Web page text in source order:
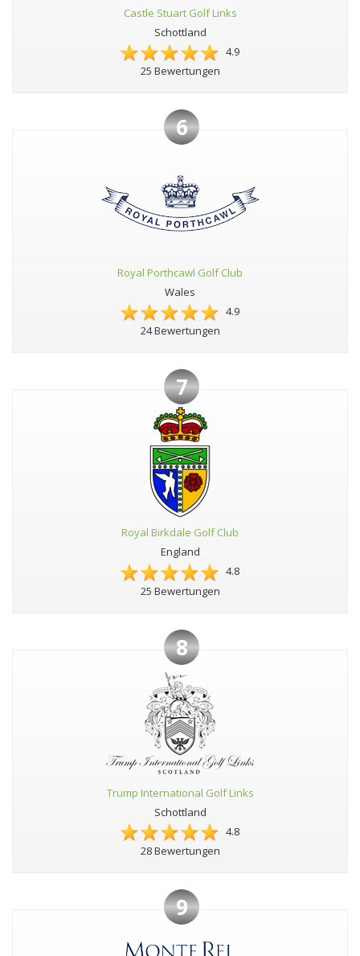
Castle Stuart Golf Links
Schottland
4.9
25 Bewertungen
6
Royal Porthcawl Golf Club
Wales
4.9
24 Bewertungen
7
Royal Birkdale Golf Club
England
4.8
25 Bewertungen
8
Trump International Golf Links
Schottland
4.8
28 Bewertungen
9